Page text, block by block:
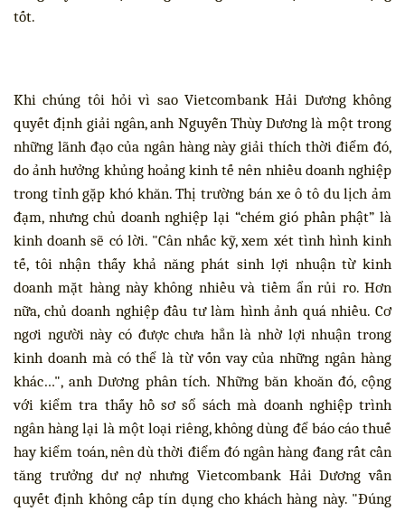
tốt.
Khi chúng tôi hỏi vì sao Vietcombank Hải Dương không
quyết định giải ngân, anh Nguyễn Thùy Dương là một trong
những lãnh đạo của ngân hàng này giải thích thời điểm đó,
do ảnh hưởng khủng hoảng kinh tế nên nhiều doanh nghiệp
trong tỉnh gặp khó khăn. Thị trường bán xe ô tô du lịch ảm
đạm, nhưng chủ doanh nghiệp lại “chém gió phần phật” là
kinh doanh sẽ có lời. "Cân nhắc kỹ, xem xét tình hình kinh
tế, tôi nhận thấy khả năng phát sinh lợi nhuận từ kinh
doanh mặt hàng này không nhiều và tiềm ẩn rủi ro. Hơn
nữa, chủ doanh nghiệp đầu tư làm hình ảnh quá nhiều. Cơ
ngơi người này có được chưa hẳn là nhờ lợi nhuận trong
kinh doanh mà có thể là từ vốn vay của những ngân hàng
khác…", anh Dương phân tích. Những băn khoăn đó, cộng
với kiểm tra thấy hồ sơ sổ sách mà doanh nghiệp trình
ngân hàng lại là một loại riêng, không dùng để báo cáo thuế
hay kiểm toán, nên dù thời điểm đó ngân hàng đang rất cần
tăng trưởng dư nợ nhưng Vietcombank Hải Dương vẫn
quyết định không cấp tín dụng cho khách hàng này. "Đúng